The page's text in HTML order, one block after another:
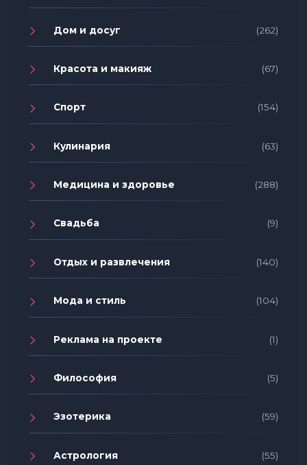
Дом и досуг (262)
Красота и макияж (67)
Спорт (154)
Кулинария (63)
Медицина и здоровье (288)
Свадьба (9)
Отдых и развлечения (140)
Мода и стиль (104)
Реклама на проекте (1)
Философия (5)
Эзотерика (59)
Астрология (55)